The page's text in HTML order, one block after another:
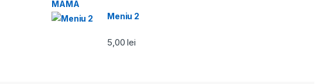
Meniu 2
5,00lei